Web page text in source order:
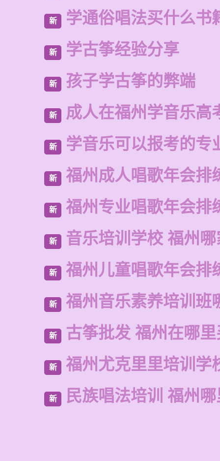
新 学通俗唱法买什么书
新 学古筝经验分享
新 孩子学古筝的弊端
新 成人在福州学音乐高
新 学音乐可以报考的专
新 福州成人唱歌年会排
新 福州专业唱歌年会排
新 音乐培训学校 福州
新 福州儿童唱歌年会排
新 福州音乐素养培训班
新 古筝批发 福州在哪
新 福州尤克里里培训学
新 民族唱法培训 福州